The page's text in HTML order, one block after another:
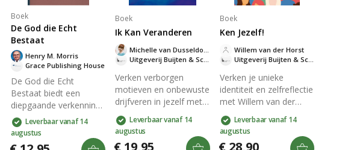
Boek
De God die Echt
Bestaat
Grace Publishing House
Henry M. Morris
De God die Echt
Bestaat biedt een
diepgaande verkenning
van de verhouding
tussen religie en
rationaliteit. Het boek
Leverbaar vanaf 14
augustus
Boek
Ik Kan Veranderen
Uitgeverij Buijten & Schipperheijn
Michelle van Dusseldorp
Verken verborgen
motieven en onbewuste
drijfveren in jezelf met
Michelle van
Dusseldorp. Ontdek hoe
zelfinzicht en christelijke
Leverbaar vanaf 14
augustus
€ 19,95
Boek
Ken Jezelf!
Uitgeverij Buijten & Schipperheijn
Willem van der Horst
Verken je unieke
identiteit en zelfreflectie
met Willem van der
Horst's studieboek dat
sociale wetenschap,
filosofie en theologie
Leverbaar vanaf 14
augustus
€ 28,90